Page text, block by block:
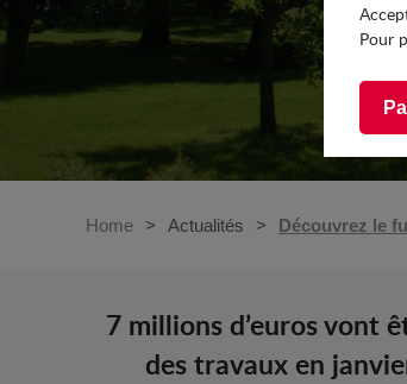
Pour
Home Actualités Découvrez le
7 millions d’euros vont
des travaux en